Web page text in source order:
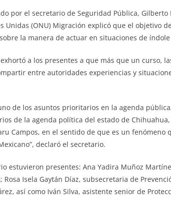
por el secretario de Seguridad Pública, Gilberto
Unidas (ONU) Migración explicó que el objetivo
la manera de actuar en situaciones de
a los presentes a que más que un curso,
entre autoridades experiencias y
de los asuntos prioritarios en la agenda
de la agenda política del estado de
Campos, en el sentido de que es un fenómeno
declaró el secretario.
estuvieron presentes: Ana Yadira Muñoz
Rosa Isela Gaytán Díaz, subsecretaria de
así como Iván Silva, asistente senior de